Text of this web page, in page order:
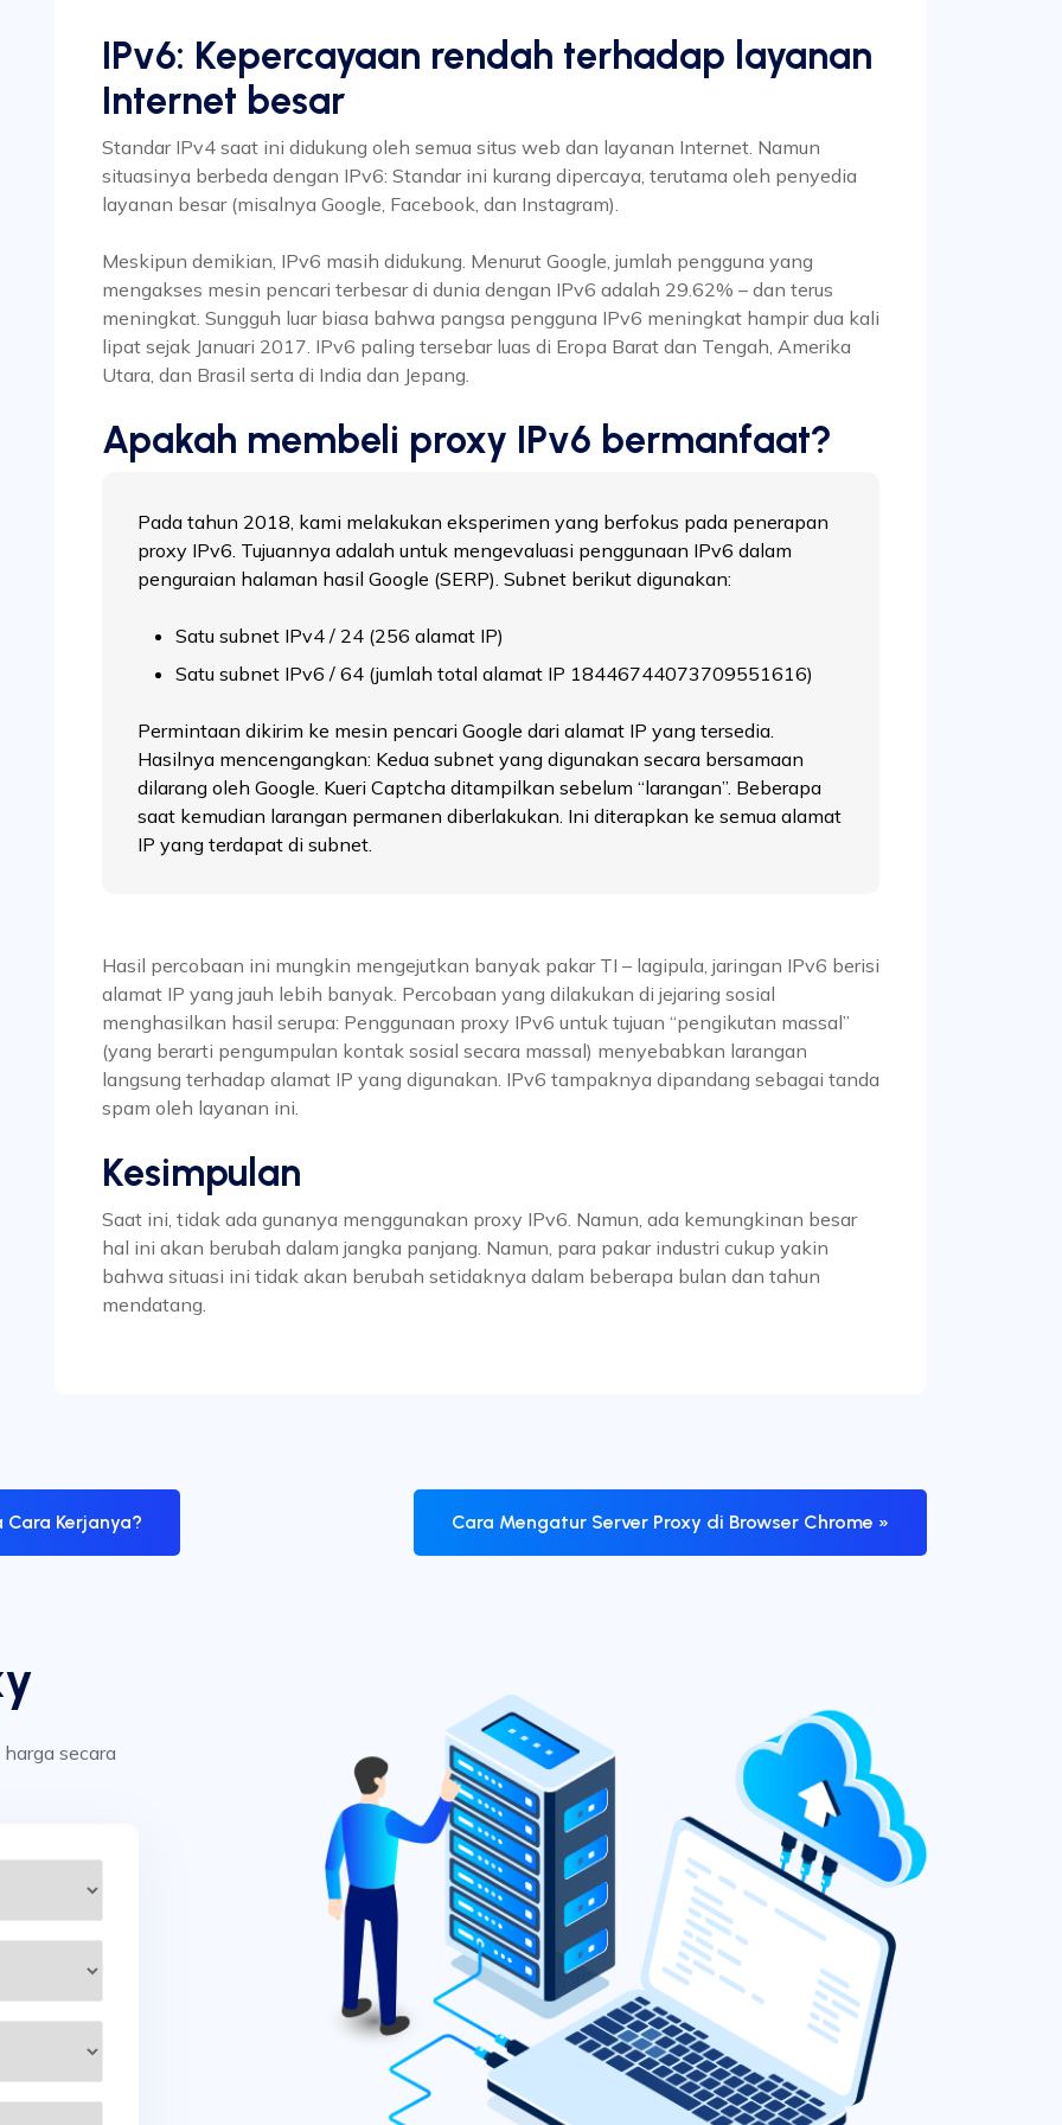
IPv6: Kepercayaan rendah terhadap layanan
Internet besar
Standar IPv4 saat ini didukung oleh semua situs web dan layanan Internet. Namun
situasinya berbeda dengan IPv6: Standar ini kurang dipercaya, terutama oleh penyedia
layanan besar (misalnya Google, Facebook, dan Instagram).
Meskipun demikian, IPv6 masih didukung. Menurut Google, jumlah pengguna yang
mengakses mesin pencari terbesar di dunia dengan IPv6 adalah 29.62% – dan terus
meningkat. Sungguh luar biasa bahwa pangsa pengguna IPv6 meningkat hampir dua kali
lipat sejak Januari 2017. IPv6 paling tersebar luas di Eropa Barat dan Tengah, Amerika
Utara, dan Brasil serta di India dan Jepang.
Apakah membeli proxy IPv6 bermanfaat?
Pada tahun 2018, kami melakukan eksperimen yang berfokus pada penerapan
proxy IPv6. Tujuannya adalah untuk mengevaluasi penggunaan IPv6 dalam
penguraian halaman hasil Google (SERP). Subnet berikut digunakan:
Satu subnet IPv4 / 24 (256 alamat IP)
Satu subnet IPv6 / 64 (jumlah total alamat IP 18446744073709551616)
Permintaan dikirim ke mesin pencari Google dari alamat IP yang tersedia.
Hasilnya mencengangkan: Kedua subnet yang digunakan secara bersamaan
dilarang oleh Google. Kueri Captcha ditampilkan sebelum “larangan”. Beberapa
saat kemudian larangan permanen diberlakukan. Ini diterapkan ke semua alamat
IP yang terdapat di subnet.
Hasil percobaan ini mungkin mengejutkan banyak pakar TI – lagipula, jaringan IPv6 berisi
alamat IP yang jauh lebih banyak. Percobaan yang dilakukan di jejaring sosial
menghasilkan hasil serupa: Penggunaan proxy IPv6 untuk tujuan “pengikutan massal”
(yang berarti pengumpulan kontak sosial secara massal) menyebabkan larangan
langsung terhadap alamat IP yang digunakan. IPv6 tampaknya dipandang sebagai tanda
spam oleh layanan ini.
Kesimpulan
Saat ini, tidak ada gunanya menggunakan proxy IPv6. Namun, ada kemungkinan besar
hal ini akan berubah dalam jangka panjang. Namun, para pakar industri cukup yakin
bahwa situasi ini tidak akan berubah setidaknya dalam beberapa bulan dan tahun
mendatang.
Kerjanya? Cara Mengatur Server Proxy di Browser Chrome »
secara